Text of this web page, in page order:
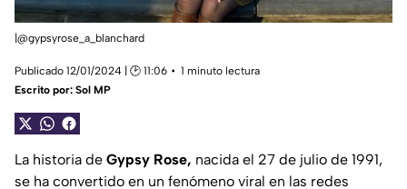
|@gypsyrose_a_blanchard
Publicado 12/01/2024 | 🕑 11:06
1 minuto lectura
Escrito por: Sol MP
La historia de Gypsy Rose, nacida el 27 de julio de 1991,
se ha convertido en un fenómeno viral en las redes